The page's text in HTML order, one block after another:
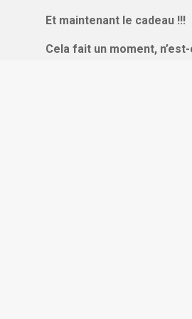
Et maintenant le cadeau !!!
Cela fait un moment,